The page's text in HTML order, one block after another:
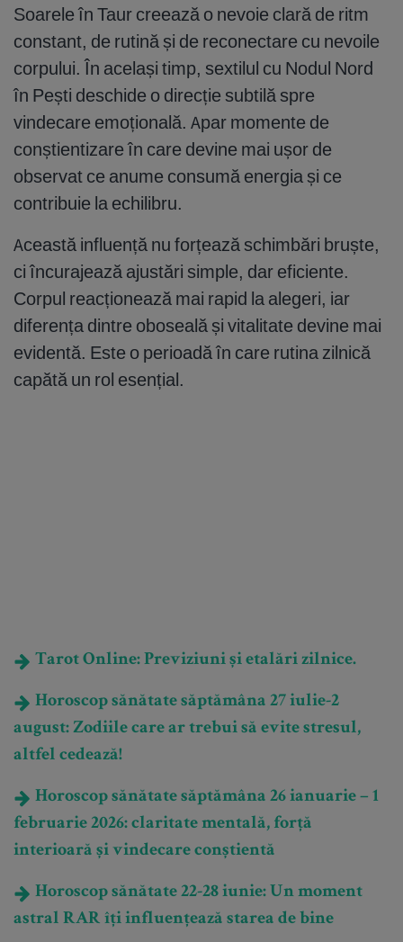
Soarele în Taur creează o nevoie clară de ritm
constant, de rutină și de reconectare cu nevoile
corpului. În același timp, sextilul cu Nodul Nord
în Pești deschide o direcție subtilă spre
vindecare emoțională. Apar momente de
conștientizare în care devine mai ușor de
observat ce anume consumă energia și ce
contribuie la echilibru.
Această influență nu forțează schimbări bruște,
ci încurajează ajustări simple, dar eficiente.
Corpul reacționează mai rapid la alegeri, iar
diferența dintre oboseală și vitalitate devine mai
evidentă. Este o perioadă în care rutina zilnică
capătă un rol esențial.
Tarot Online: Previziuni și etalări zilnice.
Horoscop sănătate săptămâna 27 iulie-2
august: Zodiile care ar trebui să evite stresul,
altfel cedează!
Horoscop sănătate săptămâna 26 ianuarie – 1
februarie 2026: claritate mentală, forță
interioară și vindecare conștientă
Horoscop sănătate 22-28 iunie: Un moment
astral RAR îți influențează starea de bine